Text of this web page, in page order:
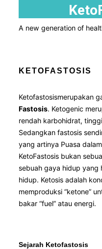
A new generation of
KETOFASTOSIS
Ketofastosismerupakan
Fastosis. Ketogenic
rendah karbohidrat,
Sedangkan fastosis
yang artinya Puasa
KetoFastosis bukan
sebuah gaya hidup yang
hidup. Ketosis adalah
memproduksi “ketone”
bakar “fuel” atau energi.
Sejarah Ketofastosis